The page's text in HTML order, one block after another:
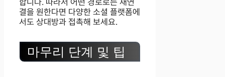
합니다. 따라서 어떤 경로로든 재연
결을 원한다면 다양한 소셜 플랫폼에
서도 상대방과 접촉해 보세요.
마무리 단계 및 팁